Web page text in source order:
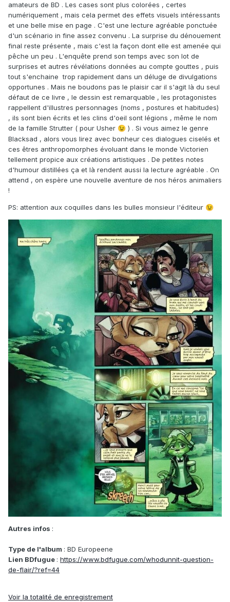
amateurs de BD . Les cases sont plus colorées , certes
numériquement , mais cela permet des effets visuels intéressants
et une belle mise en page . C'est une lecture agréable ponctuée
d'un scénario in fine assez convenu . La surprise du dénouement
final reste présente , mais c'est la façon dont elle est amenée qui
pêche un peu . L'enquête prend son temps avec son lot de
surprises et autres révélations données au compte gouttes , puis
tout s'enchaine trop rapidement dans un déluge de divulgations
opportunes . Mais ne boudons pas le plaisir car il s'agit là du seul
défaut de ce livre , le dessin est remarquable , les protagonistes
rappellent d'illustres personnages (noms , postures et habitudes)
, ils sont bien écrits et les clins d'oeil sont légions , même le nom
de la famille Strutter ( pour Usher 😉 ) . Si vous aimez le genre
Blacksad , alors vous lirez avec bonheur ces dialogues ciselés et
ces êtres anthropomorphes évoluant dans le monde Victorien
tellement propice aux créations artistiques . De petites notes
d'humour distillées ça et là rendent aussi la lecture agréable . On
attend , on espère une nouvelle aventure de nos héros animaliers
!
PS: attention aux coquilles dans les bulles monsieur l'éditeur 😉
Autres infos :
Type de l'album : BD Europeene
Lien BDfugue : https://www.bdfugue.com/whodunnit-question-
de-flair/?ref=44
Voir la totalité de enregistrement